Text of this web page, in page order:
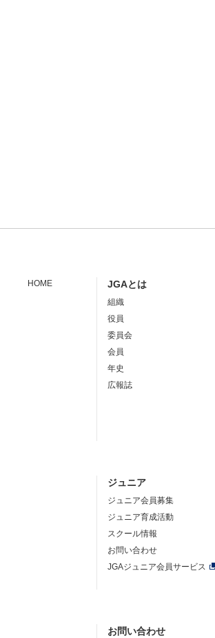
HOME JGAとは
組織
役員
委員会
会員
年史
広報誌
ジュニア
ジュニア会員募集
ジュニア育成活動
スクール情報
お問い合わせ
JGAジュニア会員サービス
お問い合わせ